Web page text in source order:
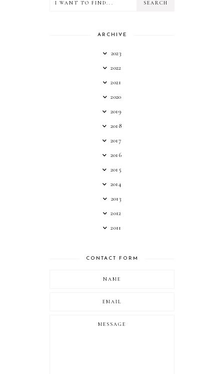
ARCHIVE
2023
2022
2021
2020
2019
2018
2017
2016
2015
2014
2013
2012
2011
CONTACT FORM